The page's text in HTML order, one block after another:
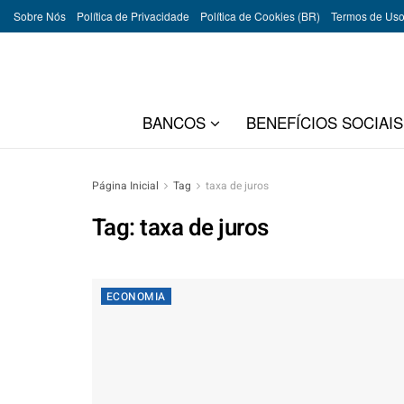
Sobre Nós Política de Privacidade Política de Cookies (BR) Termos de Uso
BANCOS BENEFÍCIOS SOCIAIS
Página Inicial Tag taxa de juros
Tag:taxa de juros
ECONOMIA